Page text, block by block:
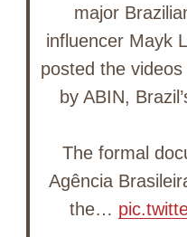
major
influencer Mayk
posted the
by ABIN,
The formal
Agência
the…